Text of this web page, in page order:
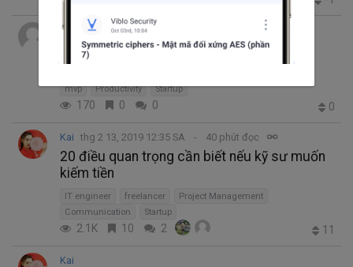
vicky thg 3 19, 2019 1:35 CH
MVP or EVP: What is the Right Option for
Your Startup?
mvp Productivity Startup
170 0 0 0
Kai thg 2 13, 2019 12:35 SA 40 phút đọc
20 điều quan trọng cần biết nếu kỹ sư muốn
kiếm tiền
IT engineer freelancer
Project Management
Communication
Startup
2.1K 10 2 11
Kai